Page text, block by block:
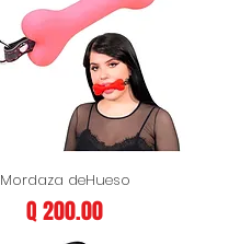
Mordaza deHueso
Precio
Q 200.00